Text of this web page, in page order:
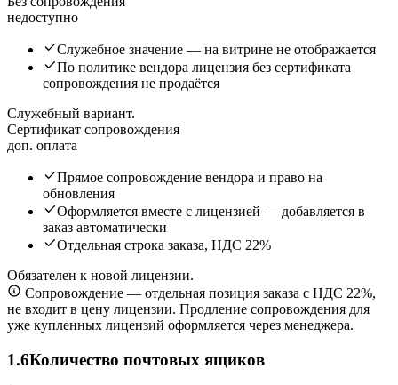
недоступно
Служебное значение — на витрине не отображается
По политике вендора лицензия без сертификата
сопровождения не продаётся
Служебный вариант.
Сертификат сопровождения
доп. оплата
Прямое сопровождение вендора и право на
обновления
Оформляется вместе с лицензией — добавляется в
заказ автоматически
Отдельная строка заказа, НДС 22%
Обязателен к новой лицензии.
Сопровождение — отдельная позиция заказа с НДС 22%,
не входит в цену лицензии. Продление сопровождения для
уже купленных лицензий оформляется через менеджера.
1.6Количество почтовых ящиков